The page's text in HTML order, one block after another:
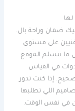
ضمان وراحة بال.
على مستوى
ما نتسلم الموقع
في القياس
إذا كنت تدور
اللي تطلبها
في نفس الوقت.